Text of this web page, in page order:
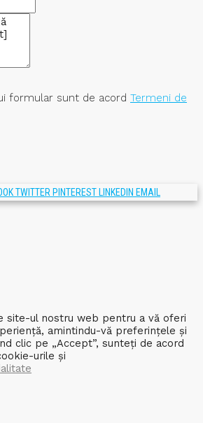
formular sunt de acord Termeni de
TWITTER PINTEREST LINKEDIN EMAIL
site-ul nostru web pentru a vă oferi
amintindu-vă preferințele și
clic pe „Accept”, sunteți de acord
urile și